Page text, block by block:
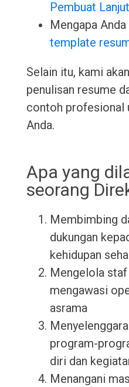
Pembuat
Mengapa
template
Selain itu, kami
penulisan resume
contoh profesional
Anda.
Apa yang
seorang
Membimbing
dukungan
kehidupan
Mengelola staf
mengawasi
asrama
program-
diri dan
Menangani